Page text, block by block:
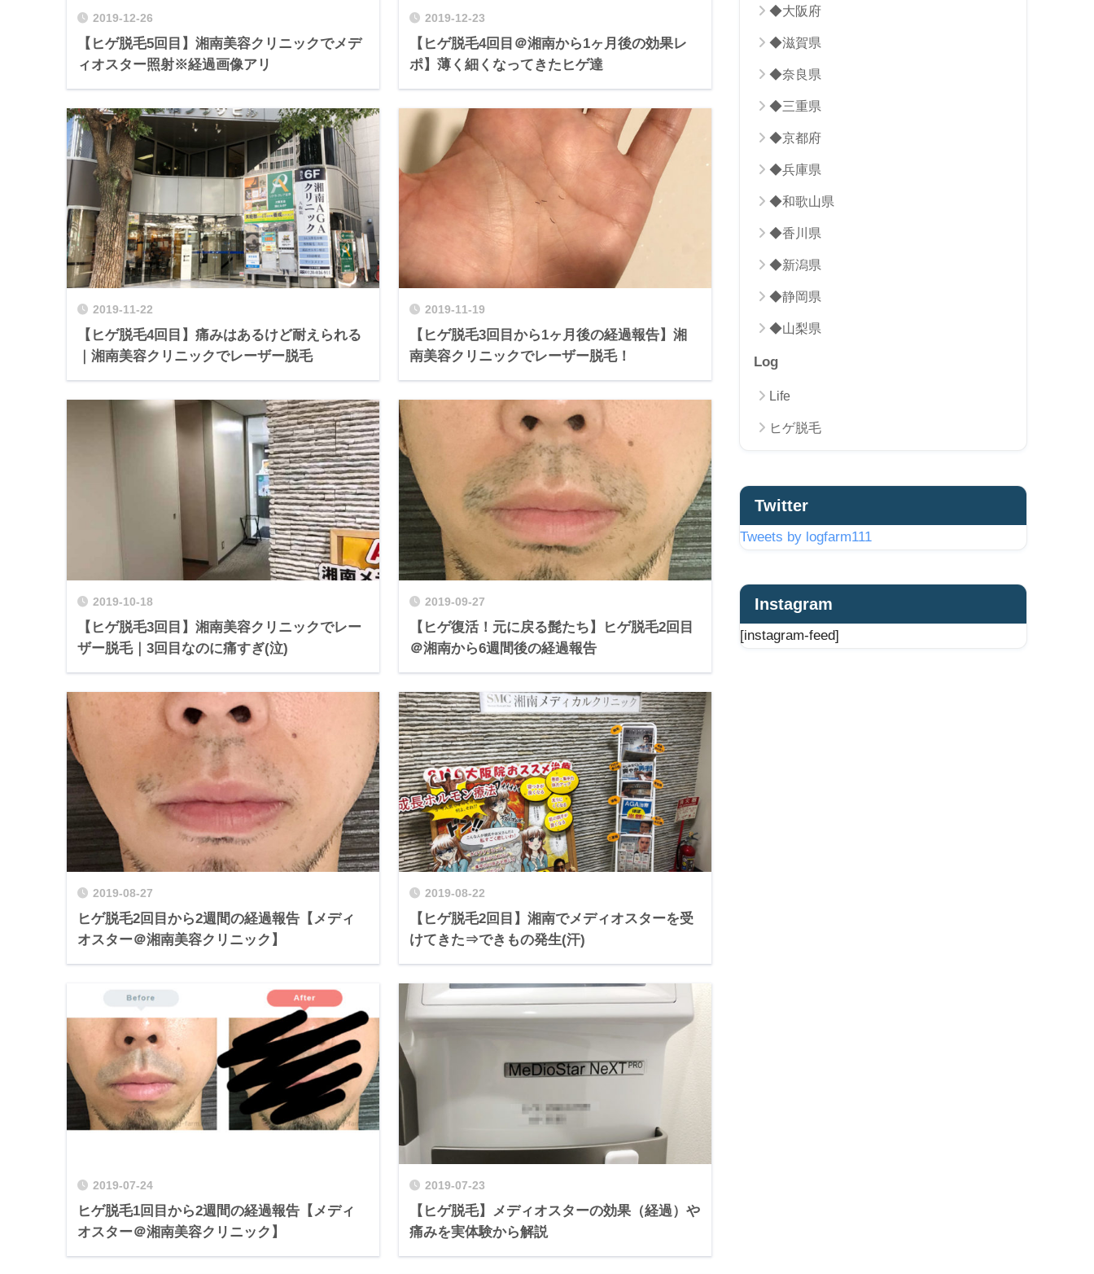
2019-12-26
【ヒゲ脱毛5回目】湘南美容クリニックでメデ
ィオスター照射※経過画像アリ
2019-12-23
【ヒゲ脱毛4回目＠湘南から1ヶ月後の効果レ
ポ】薄く細くなってきたヒゲ達
2019-11-22
【ヒゲ脱毛4回目】痛みはあるけど耐えられる
｜湘南美容クリニックでレーザー脱毛
2019-11-19
【ヒゲ脱毛3回目から1ヶ月後の経過報告】湘
南美容クリニックでレーザー脱毛！
2019-10-18
【ヒゲ脱毛3回目】湘南美容クリニックでレー
ザー脱毛｜3回目なのに痛すぎ(泣)
2019-09-27
【ヒゲ復活！元に戻る髭たち】ヒゲ脱毛2回目
＠湘南から6週間後の経過報告
2019-08-27
ヒゲ脱毛2回目から2週間の経過報告【メディ
オスター＠湘南美容クリニック】
2019-08-22
【ヒゲ脱毛2回目】湘南でメディオスターを受
けてきた⇒できもの発生(汗)
2019-07-24
ヒゲ脱毛1回目から2週間の経過報告【メディ
オスター＠湘南美容クリニック】
2019-07-23
【ヒゲ脱毛】メディオスターの効果（経過）や
痛みを実体験から解説
◆大阪府
◆滋賀県
◆奈良県
◆三重県
◆京都府
◆兵庫県
◆和歌山県
◆香川県
◆新潟県
◆静岡県
◆山梨県
Log
Life
ヒゲ脱毛
Twitter
Tweets by logfarm111
Instagram
[instagram-feed]